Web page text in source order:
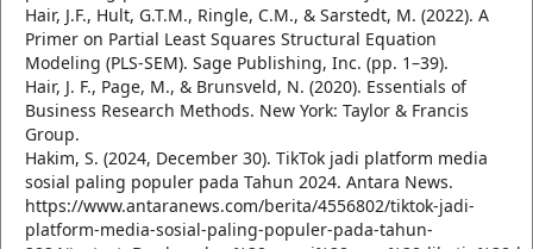
Hair, J.F., Hult, G.T.M., Ringle, C.M., & Sarstedt, M. (2022). A
Primer on Partial Least Squares Structural Equation
Modeling (PLS-SEM). Sage Publishing, Inc. (pp. 1–39).
Hair, J. F., Page, M., & Brunsveld, N. (2020). Essentials of
Business Research Methods. New York: Taylor & Francis
Group.
Hakim, S. (2024, December 30). TikTok jadi platform media
sosial paling populer pada Tahun 2024. Antara News.
https://www.antaranews.com/berita/4556802/tiktok-jadi-
platform-media-sosial-paling-populer-pada-tahun-